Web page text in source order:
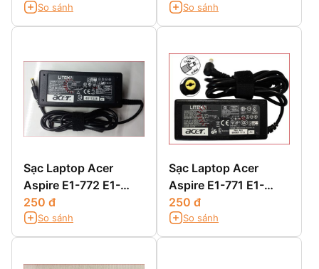
So sánh So sánh
Sạc Laptop Acer
Aspire E1-772 E1-
772G
250 đ
So sánh
Sạc Laptop Acer
Aspire E1-771 E1-
771G
250 đ
So sánh